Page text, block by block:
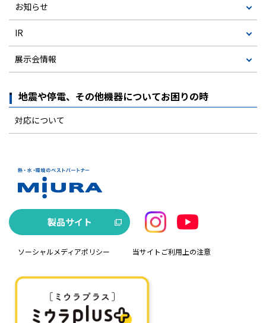
お知らせ
IR
展示会情報
地震や停電、その他機器についてお困りの時
対応について
製品サイト
ソーシャルメディアポリシー 当サイトご利用上の注意